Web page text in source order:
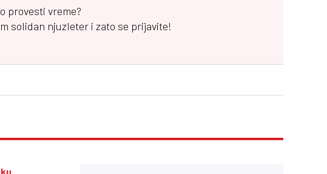
provesti vreme?
solidan njuzleter i zato se prijavite!